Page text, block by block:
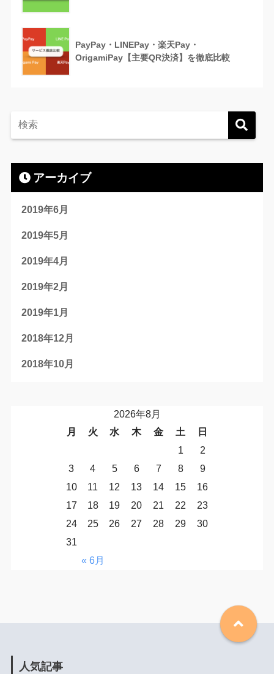
PayPay・LINEPay・楽天Pay・
OrigamiPay【主要QR決済】を徹底比較
アーカイブ
2019年6月
2019年5月
2019年4月
2019年2月
2019年1月
2018年12月
2018年10月
2026年8月
月
火 水 木 金 土 日
« 6月
1
2
3
4 5 6 7 8
9
10
11 12 13 14 15
16
17
18 19 20 21 22
23
24
25 26 27 28 29
30
31
人気記事